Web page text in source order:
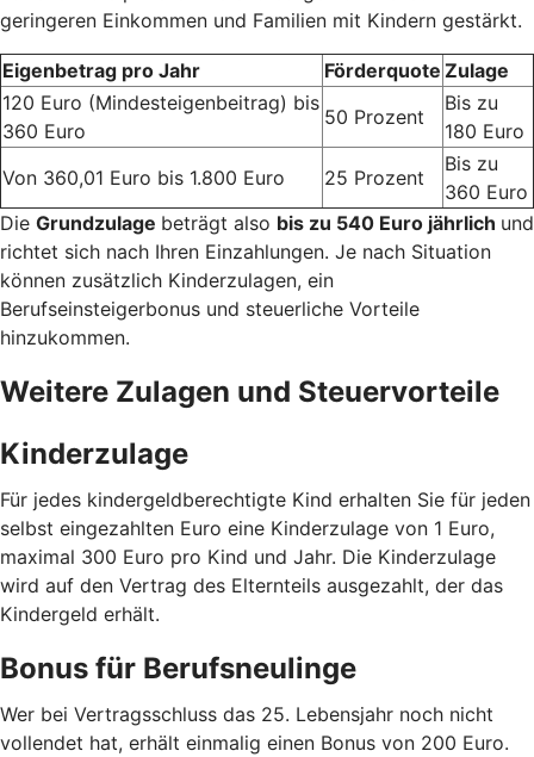
geringeren Einkommen und Familien mit Kindern gestärkt.
Eigenbetrag pro Jahr Förderquote Zulage
120 Euro (Mindesteigenbeitrag) bis
360 Euro
50 Prozent
Bis zu
180 Euro
Von 360,01 Euro bis 1.800 Euro
25 Prozent
Bis zu
360 Euro
Die Grundzulage beträgt also bis zu 540 Euro jährlich und
richtet sich nach Ihren Einzahlungen. Je nach Situation
können zusätzlich Kinderzulagen, ein
Berufseinsteigerbonus und steuerliche Vorteile
hinzukommen.
Weitere Zulagen und Steuervorteile
Kinderzulage
Für jedes kindergeldberechtigte Kind erhalten Sie für jeden
selbst eingezahlten Euro eine Kinderzulage von 1 Euro,
maximal 300 Euro pro Kind und Jahr. Die Kinderzulage
wird auf den Vertrag des Elternteils ausgezahlt, der das
Kindergeld erhält.
Bonus für Berufsneulinge
Wer bei Vertragsschluss das 25. Lebensjahr noch nicht
vollendet hat, erhält einmalig einen Bonus von 200 Euro.